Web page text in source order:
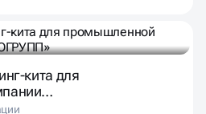
кита для